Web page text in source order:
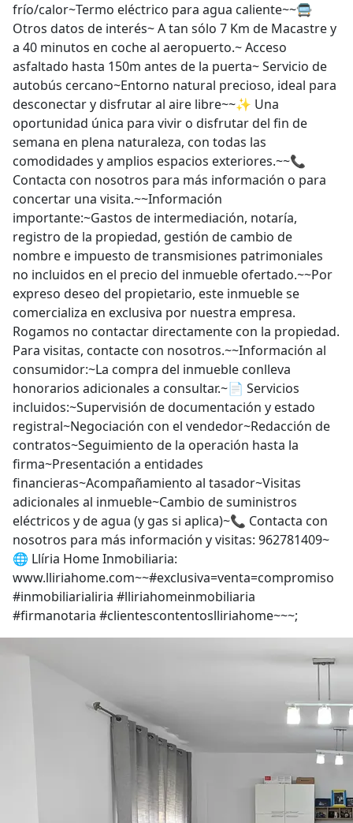
frío/calor~Termo eléctrico para agua caliente~~🚍
Otros datos de interés~ A tan sólo 7 Km de Macastre y
a 40 minutos en coche al aeropuerto.~ Acceso
asfaltado hasta 150m antes de la puerta~ Servicio de
autobús cercano~Entorno natural precioso, ideal para
desconectar y disfrutar al aire libre~~✨ Una
oportunidad única para vivir o disfrutar del fin de
semana en plena naturaleza, con todas las
comodidades y amplios espacios exteriores.~~📞
Contacta con nosotros para más información o para
concertar una visita.~~Información
importante:~Gastos de intermediación, notaría,
registro de la propiedad, gestión de cambio de
nombre e impuesto de transmisiones patrimoniales
no incluidos en el precio del inmueble ofertado.~~Por
expreso deseo del propietario, este inmueble se
comercializa en exclusiva por nuestra empresa.
Rogamos no contactar directamente con la propiedad.
Para visitas, contacte con nosotros.~~Información al
consumidor:~La compra del inmueble conlleva
honorarios adicionales a consultar.~📄 Servicios
incluidos:~Supervisión de documentación y estado
registral~Negociación con el vendedor~Redacción de
contratos~Seguimiento de la operación hasta la
firma~Presentación a entidades
financieras~Acompañamiento al tasador~Visitas
adicionales al inmueble~Cambio de suministros
eléctricos y de agua (y gas si aplica)~📞 Contacta con
nosotros para más información y visitas: 962781409~
🌐 Llíria Home Inmobiliaria:
www.lliriahome.com~~#exclusiva=venta=compromiso
#inmobiliarialiria #lliriahomeinmobiliaria
#firmanotaria #clientescontentoslliriahome~~~;